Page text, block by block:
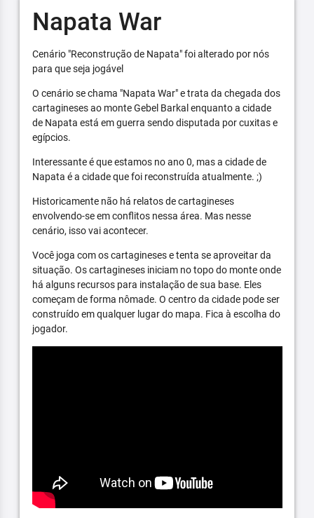
Napata War
Cenário "Reconstrução de Napata" foi alterado por nós
para que seja jogável
O cenário se chama "Napata War" e trata da chegada dos
cartagineses ao monte Gebel Barkal enquanto a cidade
de Napata está em guerra sendo disputada por cuxitas e
egípcios.
Interessante é que estamos no ano 0, mas a cidade de
Napata é a cidade que foi reconstruída atualmente. ;)
Historicamente não há relatos de cartagineses
envolvendo-se em conflitos nessa área. Mas nesse
cenário, isso vai acontecer.
Você joga com os cartagineses e tenta se aproveitar da
situação. Os cartagineses iniciam no topo do monte onde
há alguns recursos para instalação de sua base. Eles
começam de forma nômade. O centro da cidade pode ser
construído em qualquer lugar do mapa. Fica à escolha do
jogador.